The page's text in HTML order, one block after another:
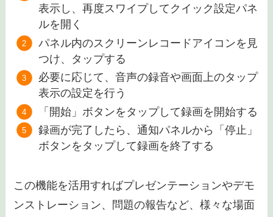
表示し、再度スワイプしてクイック設定パネ
ルを開く
パネル内のスクリーンレコードアイコンを見
つけ、タップする
必要に応じて、音声の録音や画面上のタップ
表示の設定を行う
「開始」ボタンをタップして録画を開始する
録画が完了したら、通知パネルから「停止」
ボタンをタップして録画を終了する
この機能を活用すればプレゼンテーションやデモ
ンストレーション、問題の報告など、様々な場面